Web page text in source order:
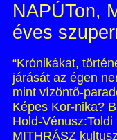
NAPÚTon,
éves
“Krónikákat,
járását az égen
mint vízöntő-
Képes Kor-nika?
Hold-
MITHRÁSZ